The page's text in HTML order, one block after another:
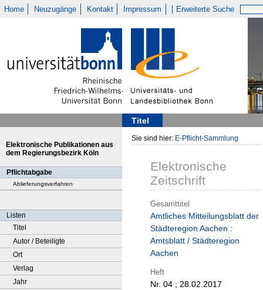
Home Neuzugänge Kontakt Impressum Erweiterte Suche
Titel
Elektronische Publikationen aus
dem Regierungsbezirk Köln
Pflichtabgabe
Ablieferungsverfahren
Listen
Titel
Autor / Beteiligte
Ort
Verlag
Jahr
Sie sind hier: E-Pflicht-Sammlung
Elektronische
Zeitschrift
Gesamttitel
Amtliches Mitteilungsblatt der
Städteregion Aachen :
Amtsblatt / Städteregion
Aachen
Heft
Nr. 04 ; 28.02.2017